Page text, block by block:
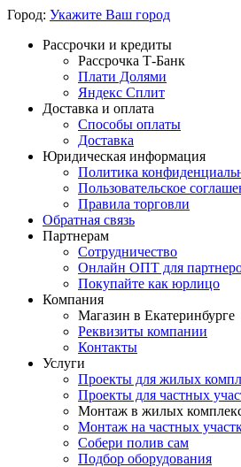
Город: Укажите Ваш город
Рассрочки и кредиты
Рассрочка Т-Банк
Плати Долями
Яндекс Сплит
Доставка и оплата
Способы оплаты
Доставка
Юридическая информация
Политика
Пользовательское
Правила торговли
Обратная связь
Партнерам
Сотрудничество
Онлайн ОПТ для
Покупайте как юрлицо
Компания
Магазин в Екатеринбурге
Реквизиты компании
Контакты
Услуги
Проекты для жилых
Проекты для частных
Монтаж в жилых
Монтаж на частных
Собери полив сам
Подбор оборудования